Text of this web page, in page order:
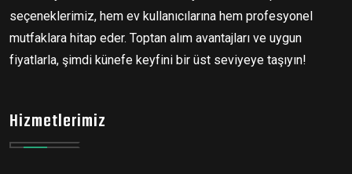
seçeneklerimiz, hem ev kullanıcılarına hem profesyonel
mutfaklara hitap eder. Toptan alım avantajları ve uygun
fiyatlarla, şimdi künefe keyfini bir üst seviyeye taşıyın!
Hizmetlerimiz